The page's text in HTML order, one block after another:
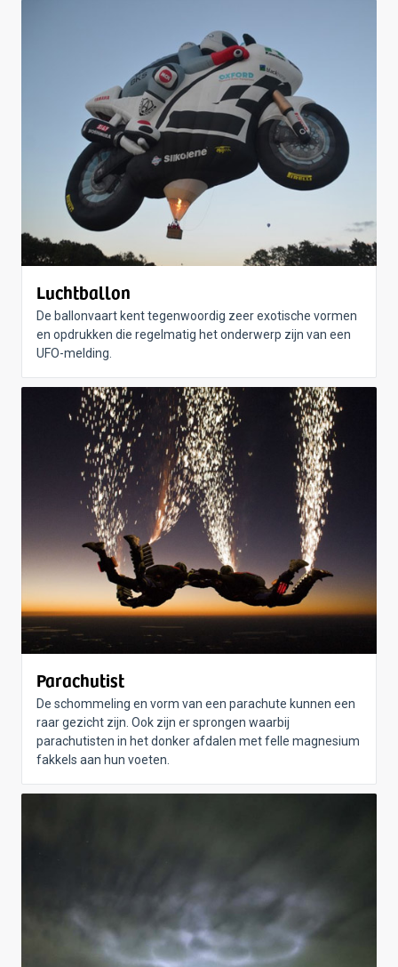
Luchtballon
De ballonvaart kent tegenwoordig zeer exotische vormen
en opdrukken die regelmatig het onderwerp zijn van een
UFO-melding.
Parachutist
De schommeling en vorm van een parachute kunnen een
raar gezicht zijn. Ook zijn er sprongen waarbij
parachutisten in het donker afdalen met felle magnesium
fakkels aan hun voeten.